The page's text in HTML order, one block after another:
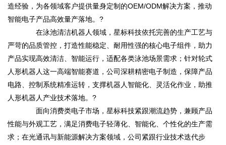
造经验，为各领域客户提供量身定制的OEM/ODM解决方案，推动
智能电子产品高效量产落地。?
在泳池清洁机器人领域，星标科技依托完善的生产工艺与
严苛的品质管控，打造性能稳定、耐用性强的核心电子组件，助力
产品实现高效清洁、智能运行，适配各类泳池场景需求；针对轮式
人形机器人这一高端智能赛道，公司深耕精密电子制造，保障产品
电路、控制系统精准运转，支撑机器人智能化、灵活化作业，助推
人形机器人产业技术落地。?
面向消费类电子市场，星标科技紧跟潮流趋势，兼顾产品
性能与外观工艺，满足消费电子轻薄化、智能化、个性化的生产需
求；在光通讯与新能源解决方案领域，公司紧跟行业技术迭代步